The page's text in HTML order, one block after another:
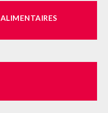
ALIMENTAIRES